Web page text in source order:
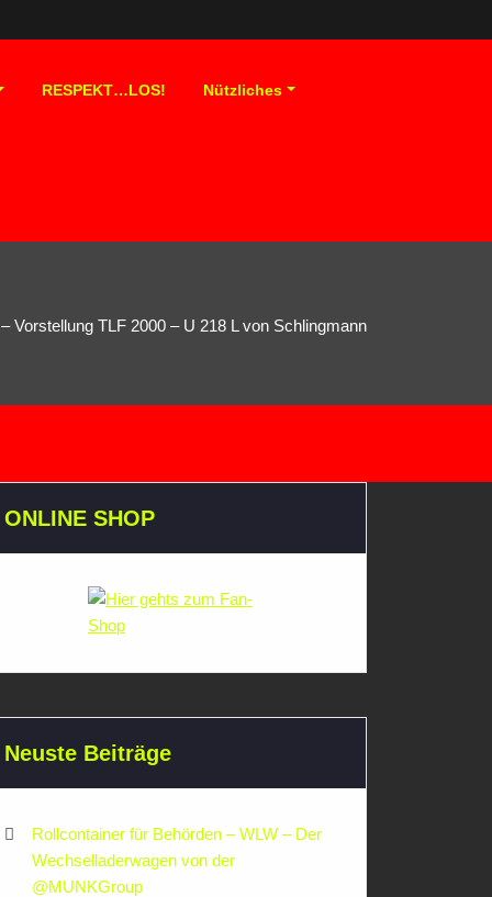
RESPEKT…LOS! Nützliches
Vorstellung TLF 2000 – U 218 L von Schlingmann
ONLINE SHOP
Neuste Beiträge
Rollcontainer für Behörden – WLW – Der
Wechselladerwagen von der
‪@MUNKGroup‬